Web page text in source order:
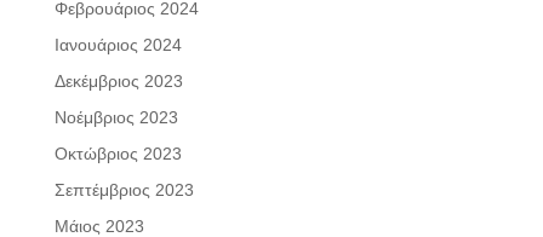
Φεβρουάριος 2024
Ιανουάριος 2024
Δεκέμβριος 2023
Νοέμβριος 2023
Οκτώβριος 2023
Σεπτέμβριος 2023
Μάιος 2023